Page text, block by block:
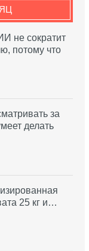
не сократит
потому что
за
делать
25 кг и…